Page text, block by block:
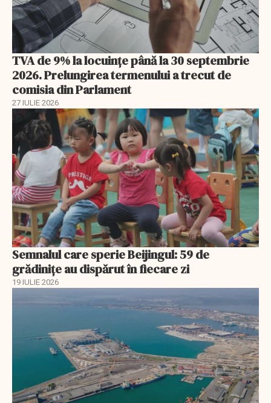
TVA de 9% la locuințe până la 30 septembrie
2026. Prelungirea termenului a trecut de
comisia din Parlament
27 IULIE 2026
Semnalul care sperie Beijingul: 59 de
grădinițe au dispărut în fiecare zi
19 IULIE 2026